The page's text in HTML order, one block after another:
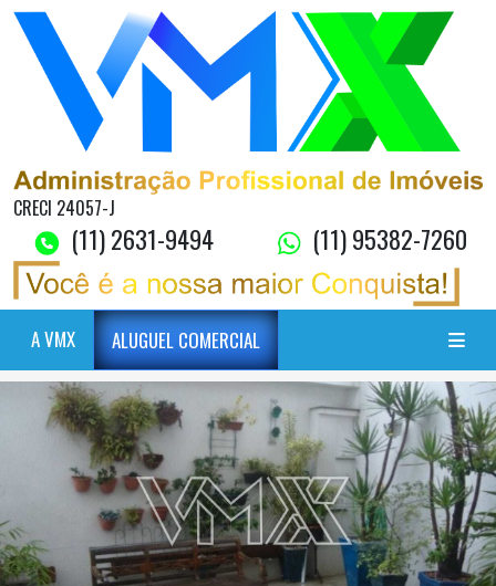
CRECI 24057-J
(11) 2631-9494 (11) 95382-7260
A VMX ALUGUEL COMERCIAL